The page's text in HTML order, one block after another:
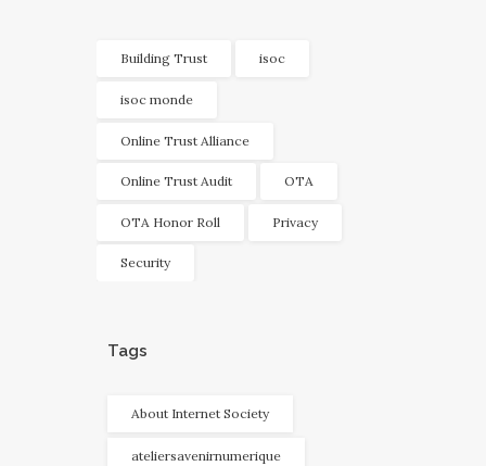
Building Trust isoc
isoc monde
Online Trust Alliance
Online Trust Audit OTA
OTA Honor Roll Privacy
Security
Tags
About Internet Society
ateliersavenirnumerique